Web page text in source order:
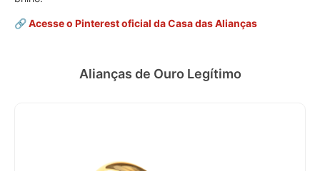
🔗 Acesse o Pinterest oficial da Casa das Alianças
Alianças de Ouro Legítimo